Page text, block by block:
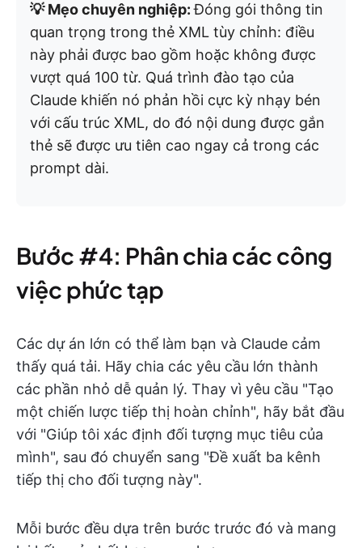
💡 Mẹo chuyên nghiệp:Đóng gói thông tin
quan trọng trong thẻ XML tùy chỉnh: điều
này phải được bao gồm hoặc không được
vượt quá 100 từ. Quá trình đào tạo của
Claude khiến nó phản hồi cực kỳ nhạy bén
với cấu trúc XML, do đó nội dung được gắn
thẻ sẽ được ưu tiên cao ngay cả trong các
prompt dài.
Bước #4: Phân chia các công
việc phức tạp
Các dự án lớn có thể làm bạn và Claude cảm
thấy quá tải. Hãy chia các yêu cầu lớn thành
các phần nhỏ dễ quản lý. Thay vì yêu cầu "Tạo
một chiến lược tiếp thị hoàn chỉnh", hãy bắt đầu
với "Giúp tôi xác định đối tượng mục tiêu của
mình", sau đó chuyển sang "Đề xuất ba kênh
tiếp thị cho đối tượng này".
Mỗi bước đều dựa trên bước trước đó và mang